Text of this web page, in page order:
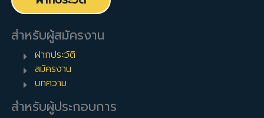
สำหรับผู้สมัครงาน
ฝากประวัติ
สมัครงาน
บทความ
สำหรับผู้ประกอบการ